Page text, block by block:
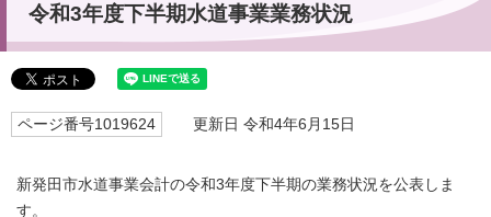
令和3年度下半期水道事業業務状況
ページ番号1019624 更新日 令和4年6月15日
新発田市水道事業会計の令和3年度下半期の業務状況を公表しま
す。